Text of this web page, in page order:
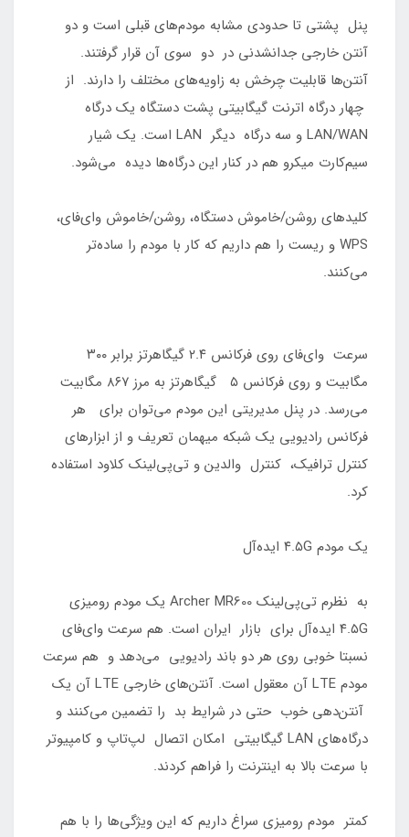
پنل پشتی تا حدودی مشابه مودم‌های قبلی است و دو
آنتن خارجی جدانشدنی در دو سوی آن قرار گرفتند.
آنتن‌ها قابلیت چرخش به زاویه‌های مختلف را دارند. از
چهار درگاه اترنت گیگابیتی پشت دستگاه یک درگاه
LAN/WAN و سه درگاه دیگر LAN است. یک شیار
سیم‌کارت میکرو هم در کنار این درگاه‌ها دیده می‌شود.
کلیدهای روشن/خاموش دستگاه، روشن/خاموش وای‌فای،
WPS و ریست را هم داریم که کار با مودم را ساده‌تر
می‌کنند.
سرعت وای‌فای روی فرکانس ۲.۴ گیگاهرتز برابر ۳۰۰
مگابیت و روی فرکانس ۵ گیگاهرتز به مرز ۸۶۷ مگابیت
می‌رسد. در پنل مدیریتی این مودم می‌توان برای هر
فرکانس رادیویی یک شبکه میهمان تعریف و از ابزارهای
کنترل ترافیک، کنترل والدین و تی‌پی‌لینک کلاود استفاده
کرد.
یک مودم ۴.۵G ایده‌آل
به نظرم تی‌پی‌لینک Archer MR600 یک مودم رومیزی
۴.۵G ایده‌آل برای بازار ایران است. هم سرعت وای‌فای
نسبتا خوبی روی هر دو باند رادیویی می‌دهد و هم سرعت
مودم LTE آن معقول است. آنتن‌های خارجی LTE آن یک
آنتن‌دهی خوب حتی در شرایط بد را تضمین می‌کنند و
درگاه‌های LAN گیگابیتی امکان اتصال لپ‌تاپ و کامپیوتر
با سرعت بالا به اینترنت را فراهم کردند.
کمتر مودم رومیزی سراغ داریم که این ویژگی‌ها را با هم